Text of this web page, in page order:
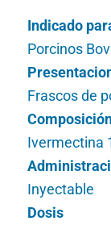
Indicado
Porcinos
Frascos de
Ivermectina
Inyectable
Dosis